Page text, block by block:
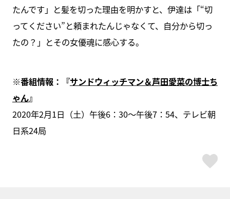
たんです」と髪を切った理由を明かすと、伊達は「“切
ってください”と頼まれたんじゃなくて、自分から切っ
たの？」とその女優魂に感心する。
※番組情報：『サンドウィッチマン＆芦田愛菜の博士ち
ゃん』
2020年2月1日（土）午後6：30～午後7：54、テレビ朝
日系24局